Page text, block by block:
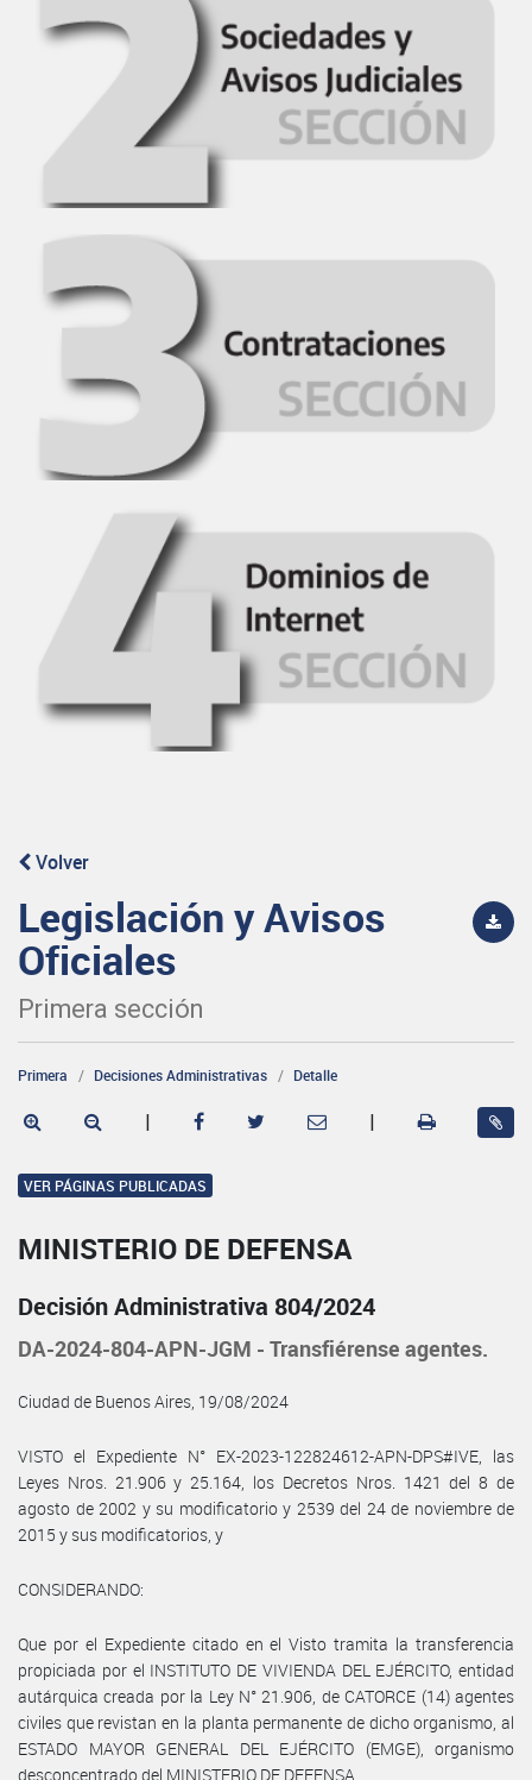
Volver
Legislación y Avisos
Oficiales
Primera sección
Primera Decisiones Administrativas Detalle
| |
VER PÁGINAS PUBLICADAS
MINISTERIO DE DEFENSA
Decisión Administrativa 804/2024
DA-2024-804-APN-JGM - Transfiérense agentes.
Ciudad de Buenos Aires, 19/08/2024
VISTO el Expediente N° EX-2023-122824612-APN-DPS#IVE, las
Leyes Nros. 21.906 y 25.164, los Decretos Nros. 1421 del 8 de
agosto de 2002 y su modificatorio y 2539 del 24 de noviembre de
2015 y sus modificatorios, y
CONSIDERANDO:
Que por el Expediente citado en el Visto tramita la transferencia
propiciada por el INSTITUTO DE VIVIENDA DEL EJÉRCITO, entidad
autárquica creada por la Ley N° 21.906, de CATORCE (14) agentes
civiles que revistan en la planta permanente de dicho organismo, al
ESTADO MAYOR GENERAL DEL EJÉRCITO (EMGE), organismo
desconcentrado del MINISTERIO DE DEFENSA.